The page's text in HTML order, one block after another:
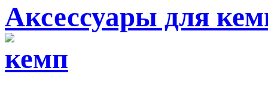
Аксессуары для